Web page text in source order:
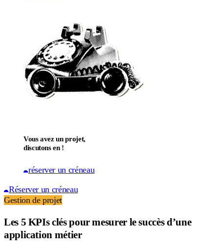
Vous avez un projet,
discutons en !
réserver un créneau
Réserver un créneau
Gestion de projet
Les 5 KPIs clés pour mesurer le succès d’une
application métier